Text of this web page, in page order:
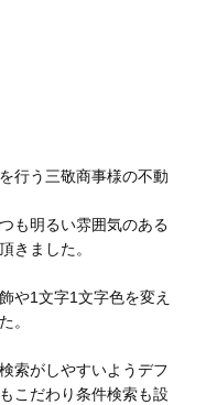
行う三敬商事様の不動
も明るい雰囲気のある
きました。
や1文字1文字色を変え
。
索がしやすいようデフ
こだわり条件検索も設